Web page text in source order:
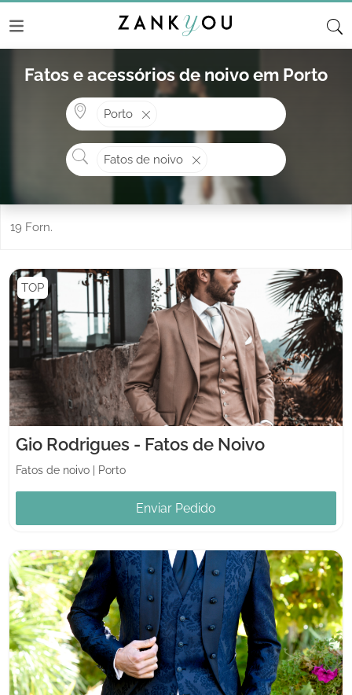
Fatos e acessórios de noivo em Porto
Porto
Fatos de noivo
19 Forn.
TOP
Gio Rodrigues - Fatos de Noivo
Fatos de noivo Porto
Enviar Pedido